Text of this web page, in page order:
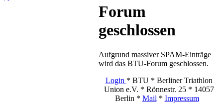
Forum
geschlossen
Aufgrund massiver SPAM-Einträge
wird das BTU-Forum geschlossen.
Login * BTU * Berliner Triathlon
Union e.V. * Rönnestr. 25 * 14057
Berlin * Mail * Impressum